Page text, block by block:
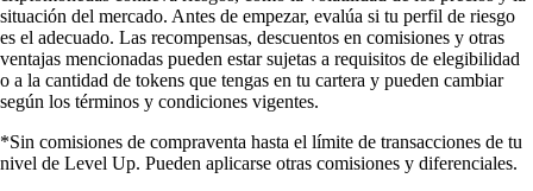
situación del mercado. Antes de empezar, evalúa si tu perfil de riesgo
es el adecuado. Las recompensas, descuentos en comisiones y otras
ventajas mencionadas pueden estar sujetas a requisitos de elegibilidad
o a la cantidad de tokens que tengas en tu cartera y pueden cambiar
según los términos y condiciones vigentes.
*Sin comisiones de compraventa hasta el límite de transacciones de tu
nivel de Level Up. Pueden aplicarse otras comisiones y diferenciales.